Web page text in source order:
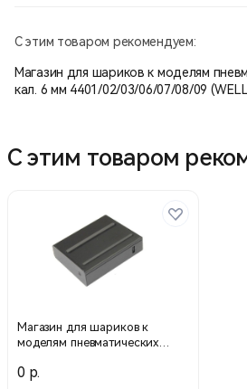
С этим товаром рекомендуем:
Магазин для шариков к моделям
кал. 6 мм 4401/02/03/06/07/08/09
С этим товаром
Магазин для шариков к
моделям пневматических
4401/02/03/06/07/08/09 (WELL)
0 р.